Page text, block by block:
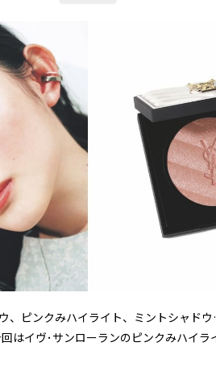
、ピンクみハイライト、ミントシャド
はイヴ･サンローランのピンクみハイラ